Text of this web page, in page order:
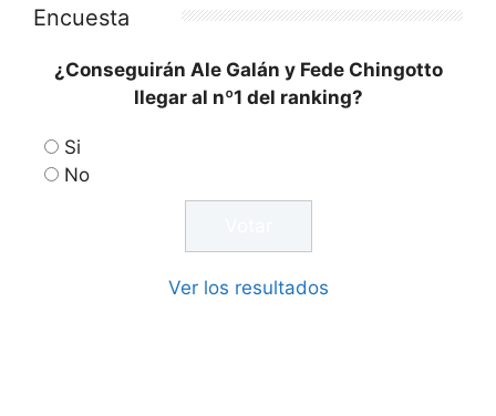
Encuesta
¿Conseguirán Ale Galán y Fede Chingotto
llegar al nº1 del ranking?
Si
No
Ver los resultados